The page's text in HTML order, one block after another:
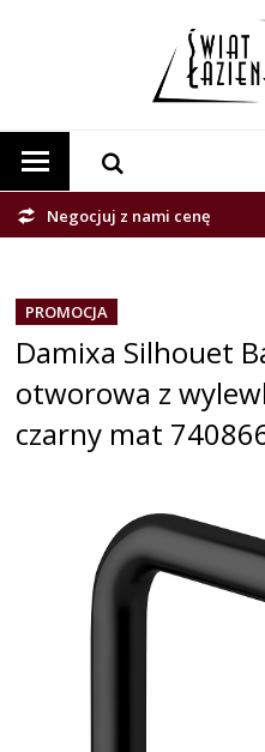
Negocjuj z nami cenę
PROMOCJA
Damixa Silhouet
otworowa z
czarny mat